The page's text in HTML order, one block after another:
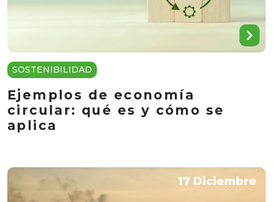
SOSTENIBILIDAD
Ejemplos de economía
circular: qué es y cómo se
aplica
17 Diciembre